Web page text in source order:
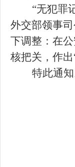
“无犯罪
外交部领事
下调整：在
核把关，作
特此通知